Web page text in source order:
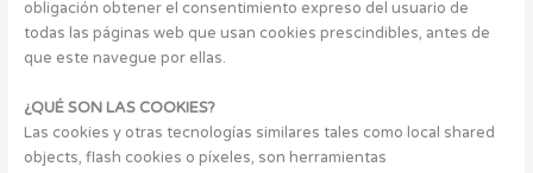
obligación obtener el consentimiento expreso del usuario de
todas las páginas web que usan cookies prescindibles, antes de
que este navegue por ellas.
¿QUÉ SON LAS COOKIES?
Las cookies y otras tecnologías similares tales como local shared
objects, flash cookies o píxeles, son herramientas